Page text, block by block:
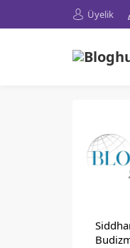
Üyelik